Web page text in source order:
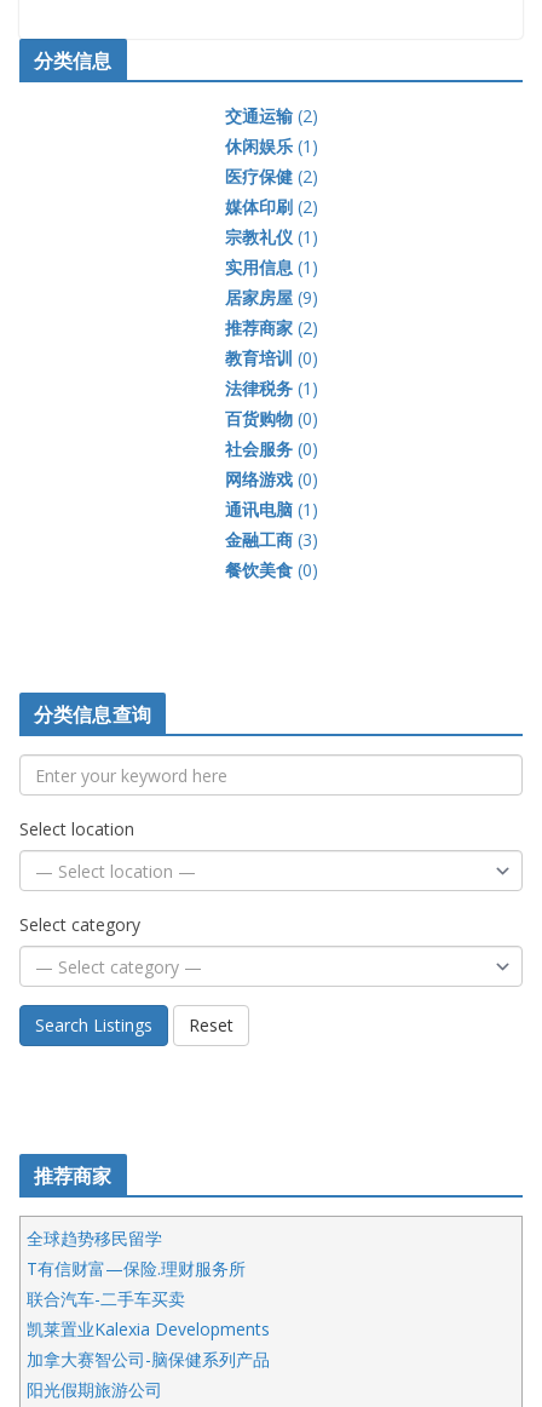
分类信息
交通运输(2)
休闲娱乐(1)
医疗保健(2)
媒体印刷(2)
宗教礼仪(1)
实用信息(1)
居家房屋(9)
推荐商家(2)
教育培训 (0)
法律税务(1)
百货购物(0)
社会服务(0)
网络游戏(0)
通讯电脑(1)
金融工商(3)
餐饮美食(0)
分类信息查询
Select location
Select category
Search Listings Reset
推荐商家
全球趋势移民留学
T有信财富—保险.理财服务所
联合汽车-二手车买卖
凯莱置业Kalexia Developments
加拿大赛智公司-脑保健系列产品
阳光假期旅游公司